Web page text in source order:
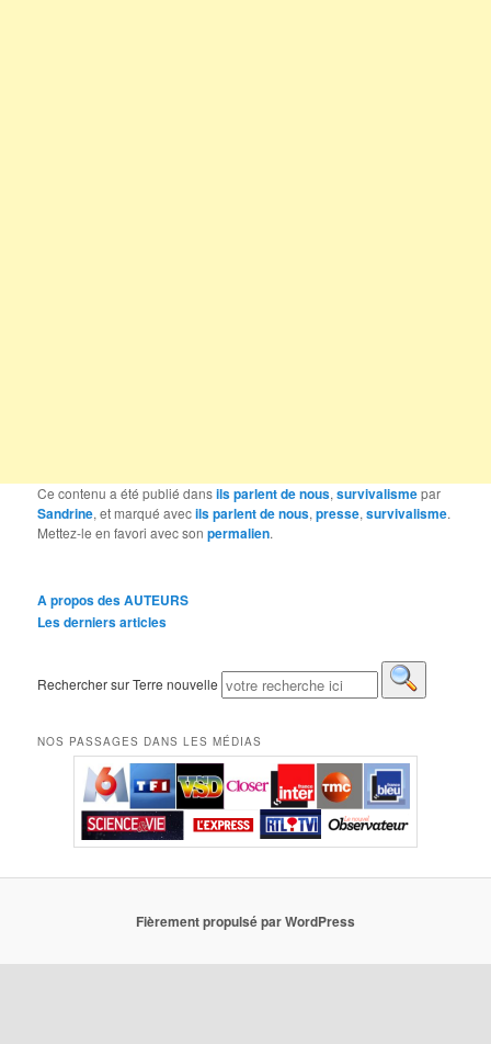
Ce contenu a été publié dansils parlent de nous,survivalismepar
Sandrine, et marqué avecils parlent de nous,presse,survivalisme.
Mettez-le en favori avec sonpermalien.
A propos des AUTEURS
Les derniers articles
Rechercher sur Terre nouvelle
NOS PASSAGES DANS LES MÉDIAS
Fièrement propulsé par WordPress